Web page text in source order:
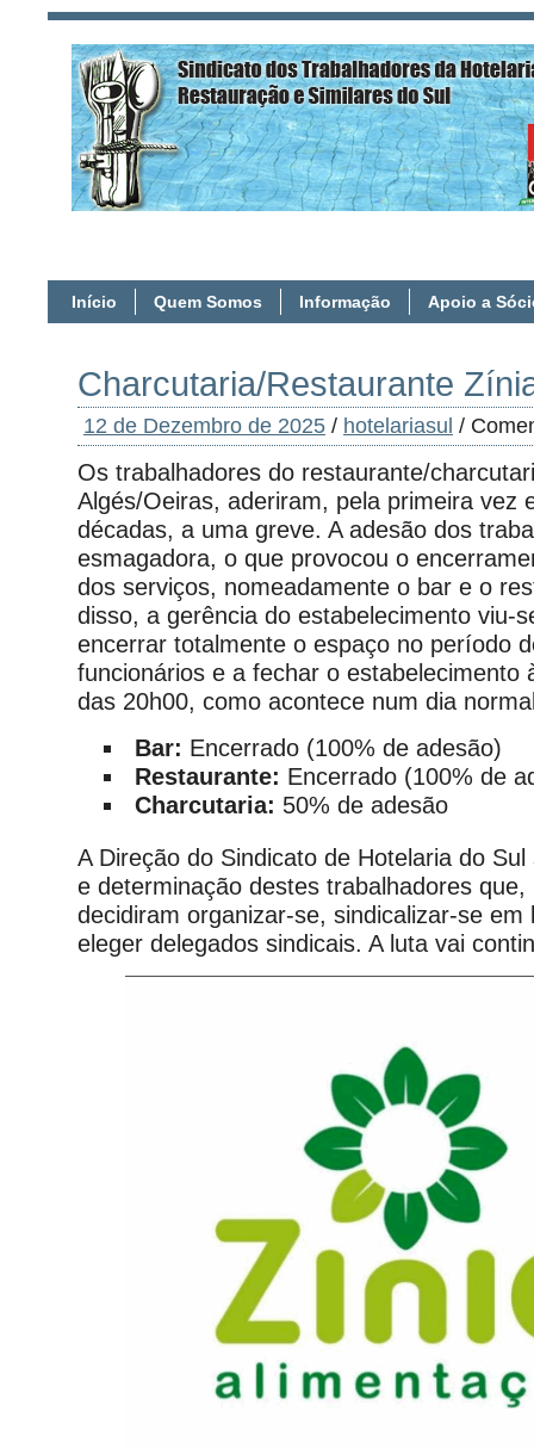
Início Quem Somos Informação Apoio a
Charcutaria/Restaurante
12 de Dezembro de 2025 / hotelariasul /
Os trabalhadores do restaurante/
Algés/Oeiras, aderiram, pela primeira vez
décadas, a uma greve. A adesão dos
esmagadora, o que provocou o
dos serviços, nomeadamente o bar e o
disso, a gerência do estabelecimento viu-
encerrar totalmente o espaço no período
funcionários e a fechar o estabelecimento
das 20h00, como acontece num dia
Bar: Encerrado (100% de adesão)
Restaurante: Encerrado (100% de
Charcutaria: 50% de adesão
A Direção do Sindicato de Hotelaria do
e determinação destes trabalhadores que,
decidiram organizar-se, sindicalizar-se em
eleger delegados sindicais. A luta vai